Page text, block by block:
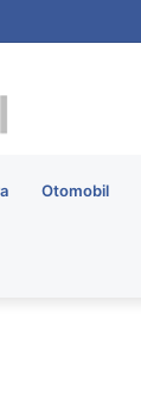
Otomobil